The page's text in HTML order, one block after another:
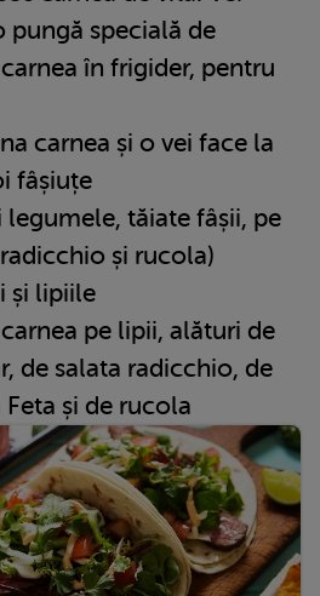
pungă specială de
în frigider, pentru
carnea și o vei face la
fâșiuțe
legumele, tăiate fâșii, pe
și rucola)
și lipiile
pe lipii, alături de
de salata radicchio, de
și de rucola